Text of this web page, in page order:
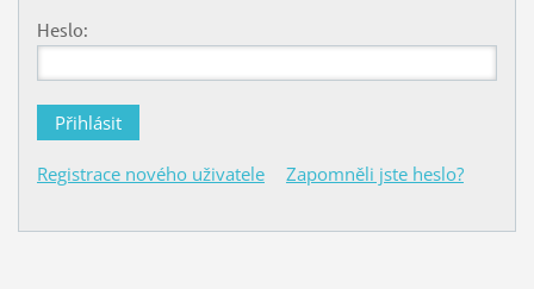
Heslo:
Registrace nového uživatele Zapomněli jste heslo?